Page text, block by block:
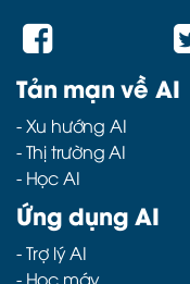
Tản mạn về AI
-Xu hướng AI
-Thị trường AI
- Học AI
Ứng dụng AI
-Trợ lý AI
- Học máy